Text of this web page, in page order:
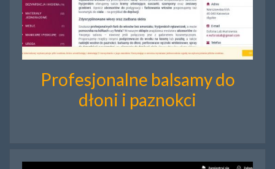
Profesjonalne balsamy do
dłoni i paznokci